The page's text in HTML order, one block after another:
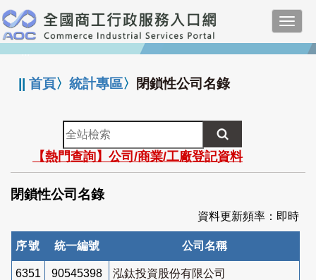
跳
到
主
要
:::
||首頁〉統計專區〉 閉鎖性公司名錄
全
站
檢
索
【熱門查詢】公司/商業/工廠登記資料
閉鎖性公司名錄
資料更新頻率：即時
序號 統一編號 公司名稱
6351 90545398 泓鈦投資股份有限公司